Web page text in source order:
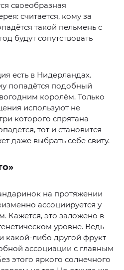
своеобразная
считается, кому за
такой пельмень с
будут сопутствовать
есть в Нидерландах.
попадётся подобный
королём. Только
используют не
которого спрятана
тот и становится
даже выбрать себе свиту.
на протяжении
ассоциируется у
Кажется, это заложено в
уровне. Ведь
какой-либо другой фрукт
ассоциации с главным
этого яркого солнечного